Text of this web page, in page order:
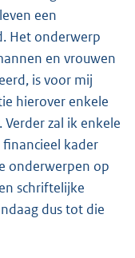
een
Het onderwerp
en vrouwen
is voor mij
hierover enkele
zal ik enkele
kader
onderwerpen op
schriftelijke
dus tot die